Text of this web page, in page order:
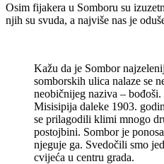
Osim fijakera u Somboru su
njih su svuda, a najviše nas je
Kažu da je Sombor
somborskih ulica nalaze se
neobičnijeg naziva –
Misisipija daleke 1903.
se prilagodili klimi mnogo
postojbini. Sombor je
njeguje ga. Svedočili smo
cvijeća u centru grada.